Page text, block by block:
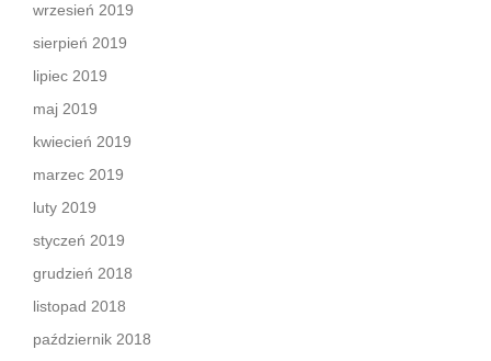
wrzesień 2019
sierpień 2019
lipiec 2019
maj 2019
kwiecień 2019
marzec 2019
luty 2019
styczeń 2019
grudzień 2018
listopad 2018
październik 2018